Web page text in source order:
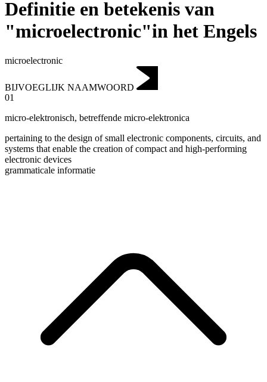
Definitie en betekenis van
"microelectronic"in het Engels
microelectronic
BIJVOEGLIJK NAAMWOORD
01
micro-elektronisch, betreffende micro-elektronica
pertaining to the design of small electronic components, circuits, and
systems that enable the creation of compact and high-performing
electronic devices
grammaticale informatie